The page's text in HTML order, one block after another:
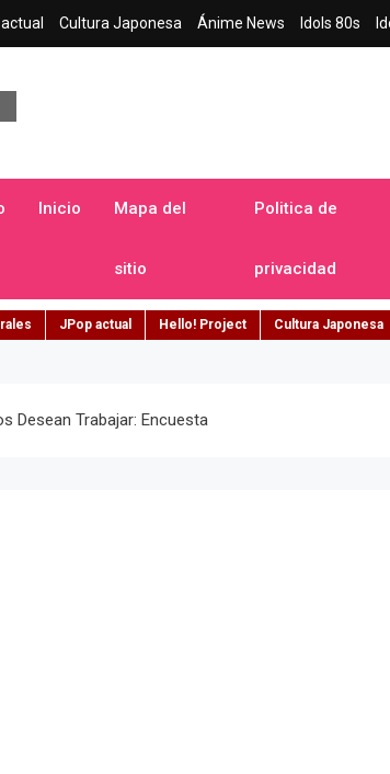
Cultura Japonesa Ánime News Idols 80s
Inicio Mapa del
sitio
Politica de
privacidad
JPop actual Hello! Project Cultura Japonesa
Desean Trabajar: Encuesta